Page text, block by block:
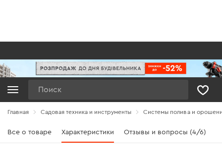
Главная Садовая техника и инструменты Системы полива и
Все о товаре Характеристики Отзывы и вопросы (4/6)